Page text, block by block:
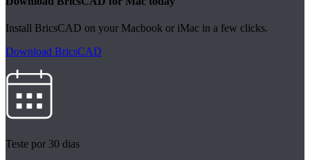
Install BricsCAD on your Macbook or iMac in a few clicks.
Download BricsCAD
Teste por 30 dias